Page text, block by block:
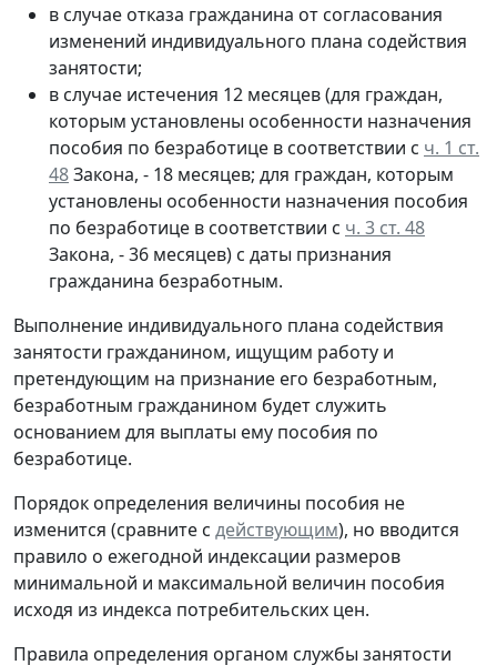
в случае отказа гражданина от согласования
изменений индивидуального плана содействия
занятости;
в случае истечения 12 месяцев (для граждан,
которым установлены особенности назначения
пособия по безработице в соответствии с ч. 1 ст.
48Закона, - 18 месяцев; для граждан, которым
установлены особенности назначения пособия
по безработице в соответствии с ч. 3 ст. 48
Закона, - 36 месяцев) с даты признания
гражданина безработным.
Выполнение индивидуального плана содействия
занятости гражданином, ищущим работу и
претендующим на признание его безработным,
безработным гражданином будет служить
основанием для выплаты ему пособия по
безработице.
Порядок определения величины пособия не
изменится (сравните с действующим), но вводится
правило о ежегодной индексации размеров
минимальной и максимальной величин пособия
исходя из индекса потребительских цен.
Правила определения органом службы занятости